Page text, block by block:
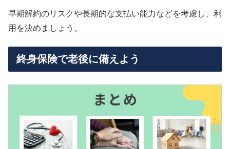
早期解約のリスクや長期的な支払い能力などを考慮し、利
用を決めましょう。
終身保険で老後に備えよう